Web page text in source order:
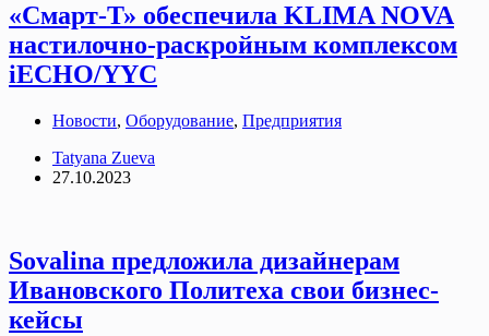
«Смарт-Т» обеспечила KLIMA NOVA
настилочно-раскройным комплексом
iECHO/YYC
Новости, Оборудование, Предприятия
Tatyana Zueva
27.10.2023
Sovalina предложила дизайнерам
Ивановского Политеха свои бизнес-
кейсы